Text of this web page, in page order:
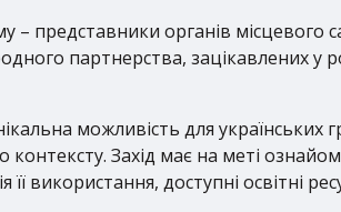
– представники органів
партнерства, зацікавлених у
можливість для українських
Захід має на меті
використання, доступні освітні